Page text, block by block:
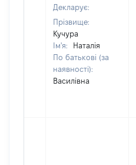
Декларує:
Прізвище:
Кучура
Ім'я:
Наталія
По батькові (за
наявності):
Василівна